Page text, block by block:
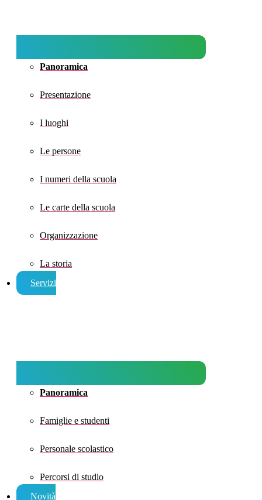
Panoramica
Presentazione
I luoghi
Le persone
I numeri della scuola
Le carte della scuola
Organizzazione
La storia
Servizi
Panoramica
Famiglie e studenti
Personale scolastico
Percorsi di studio
Novità